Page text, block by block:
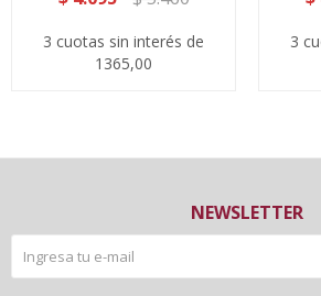
3 cuotas sin interés de
1365,00
3
NEWSLETTER